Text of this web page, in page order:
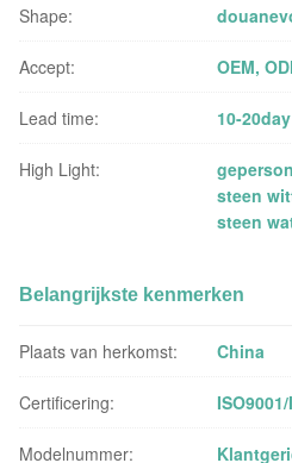
Shape:
Accept: OEM,
Lead time: 10-20day
High Light:
steen
steen
Belangrijkste kenmerken
Plaats van herkomst: China
Certificering:
Modelnummer: